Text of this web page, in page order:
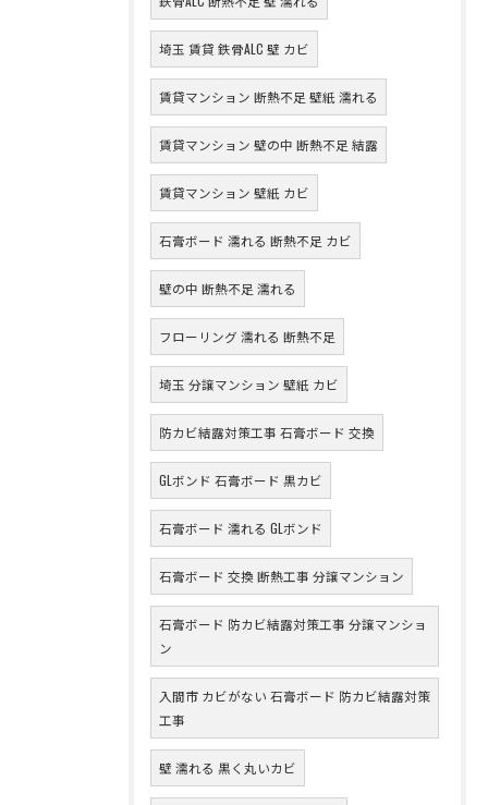
埼玉 賃貸 鉄骨ALC 壁 カビ
賃貸マンション 断熱不足 壁紙 濡れる
賃貸マンション 壁の中 断熱不足 結露
賃貸マンション 壁紙 カビ
石膏ボード 濡れる 断熱不足 カビ
壁の中 断熱不足 濡れる
フローリング 濡れる 断熱不足
埼玉 分譲マンション 壁紙 カビ
防カビ結露対策工事 石膏ボード 交換
GLボンド 石膏ボード 黒カビ
石膏ボード 濡れる GLボンド
石膏ボード 交換 断熱工事 分譲マンション
石膏ボード 防カビ結露対策工事 分譲マンショ
ン
入間市 カビがない 石膏ボード 防カビ結露対策
工事
壁 濡れる 黒く丸いカビ